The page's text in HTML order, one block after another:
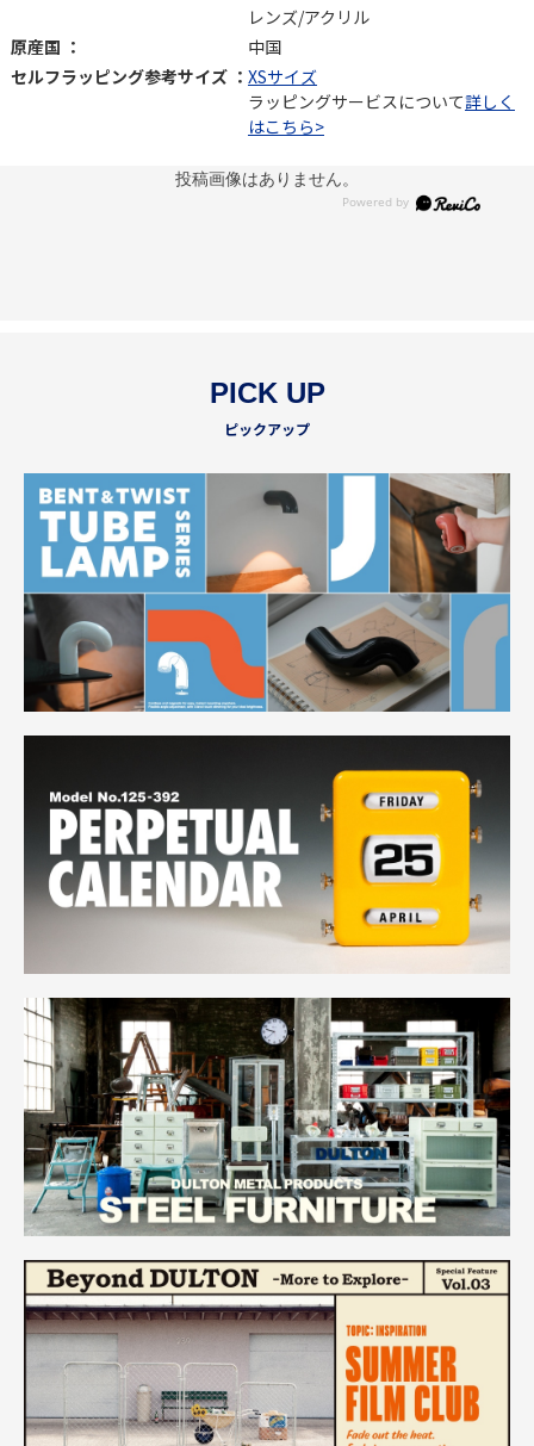
レンズ/アクリル
原産国 ：
中国
セルフラッピング参考サイズ ： XSサイズ
ラッピングサービスについて詳しく
はこちら>
投稿画像はありません。
PICK UP
ピックアップ